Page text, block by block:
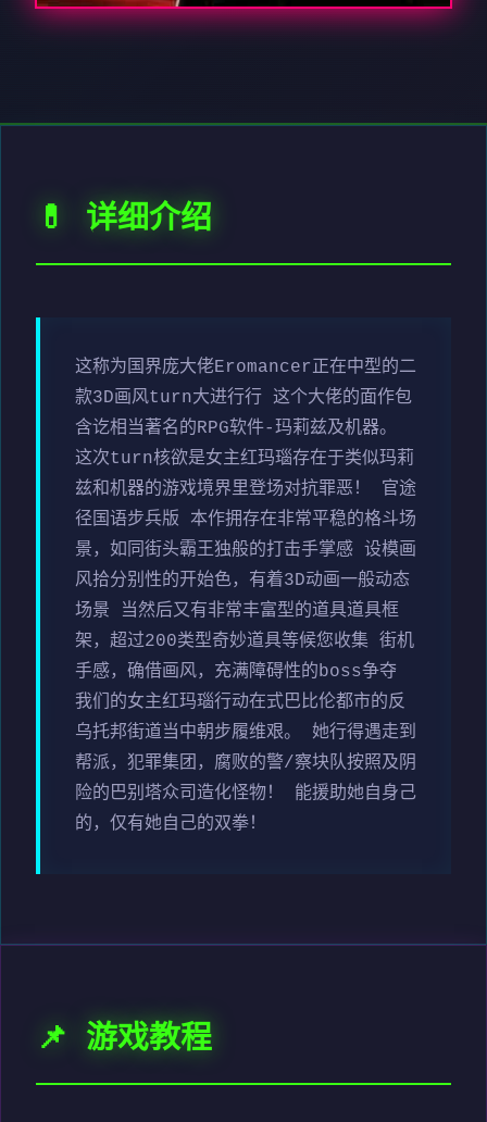
💊 详细介绍
这称为国界庞大佬Eromancer正在中型的二
款3D画风turn大进行行 这个大佬的面作包
含讫相当著名的RPG软件-玛莉兹及机器。
这次turn核欲是女主红玛瑙存在于类似玛莉
兹和机器的游戏境界里登场对抗罪恶！ 官途
径国语步兵版 本作拥存在非常平稳的格斗场
景，如同街头霸王独般的打击手掌感 设模画
风拾分别性的开始色，有着3D动画一般动态
场景 当然后又有非常丰富型的道具道具框
架，超过200类型奇妙道具等候您收集 街机
手感，确借画风，充满障碍性的boss争夺
我们的女主红玛瑙行动在式巴比伦都市的反
乌托邦街道当中朝步履维艰。 她行得遇走到
帮派，犯罪集团，腐败的警/察块队按照及阴
险的巴别塔众司造化怪物！ 能援助她自身己
的，仅有她自己的双拳！
📌 游戏教程